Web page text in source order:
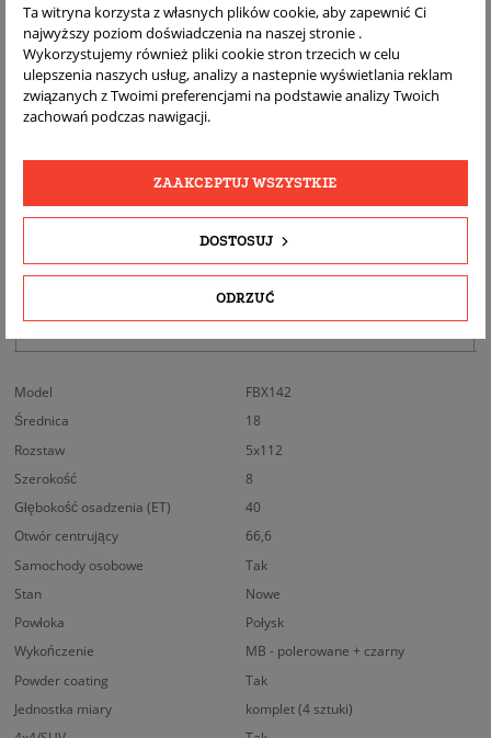
DARMOWA
WYSYŁKA
BEZPŁATNY
ZWROT
REALNE
ZDJĘCIA
SZCZEGÓŁY PRODUKTU
OPIS
DOPASOWANIE
Model
FBX142
Średnica
18
Rozstaw
5x112
Szerokość
8
Głębokość osadzenia (ET)
40
Otwór centrujący
66,6
Samochody osobowe
Tak
Stan
Nowe
Powłoka
Połysk
Wykończenie
MB - polerowane + czarny
Powder coating
Tak
Jednostka miary
komplet (4 sztuki)
Ta witryna korzysta z własnych plików cookie, aby zapewnić Ci
najwyższy poziom doświadczenia na naszej stronie .
Wykorzystujemy również pliki cookie stron trzecich w celu
ulepszenia naszych usług, analizy a nastepnie wyświetlania reklam
związanych z Twoimi preferencjami na podstawie analizy Twoich
zachowań podczas nawigacji.
ODRZUĆ
DOSTOSUJ
ZAAKCEPTUJ WSZYSTKIE